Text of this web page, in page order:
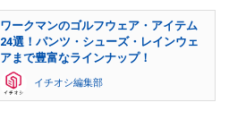
ワークマンのゴルフウェア・アイテム
24選！パンツ・シューズ・レインウェ
アまで豊富なラインナップ！
イチオシ編集部